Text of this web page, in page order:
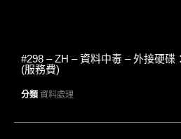
#298 – ZH – 資料中毒 – 外接硬碟
(服務費)
分類 資料處理